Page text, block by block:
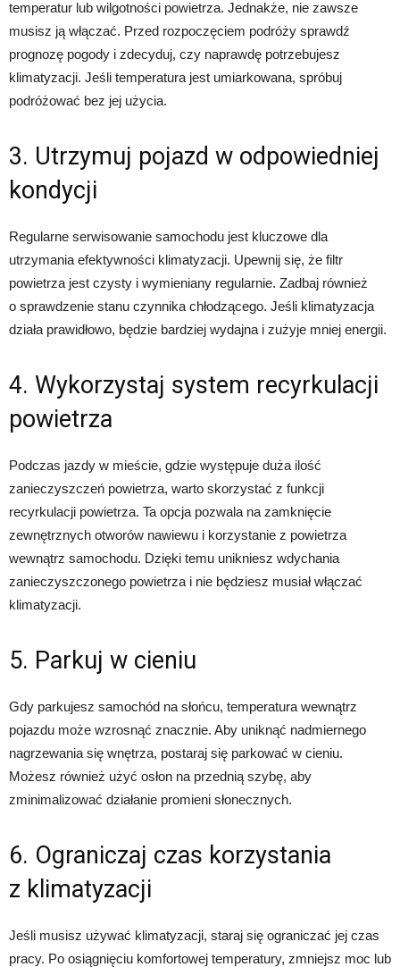
temperatur lub wilgotności powietrza. Jednakże, nie zawsze
musisz ją włączać. Przed rozpoczęciem podróży sprawdź
prognozę pogody i zdecyduj, czy naprawdę potrzebujesz
klimatyzacji. Jeśli temperatura jest umiarkowana, spróbuj
podróżować bez jej użycia.
3. Utrzymuj pojazd w odpowiedniej
kondycji
Regularne serwisowanie samochodu jest kluczowe dla
utrzymania efektywności klimatyzacji. Upewnij się, że filtr
powietrza jest czysty i wymieniany regularnie. Zadbaj również
o sprawdzenie stanu czynnika chłodzącego. Jeśli klimatyzacja
działa prawidłowo, będzie bardziej wydajna i zużyje mniej energii.
4. Wykorzystaj system recyrkulacji
powietrza
Podczas jazdy w mieście, gdzie występuje duża ilość
zanieczyszczeń powietrza, warto skorzystać z funkcji
recyrkulacji powietrza. Ta opcja pozwala na zamknięcie
zewnętrznych otworów nawiewu i korzystanie z powietrza
wewnątrz samochodu. Dzięki temu unikniesz wdychania
zanieczyszczonego powietrza i nie będziesz musiał włączać
klimatyzacji.
5. Parkuj w cieniu
Gdy parkujesz samochód na słońcu, temperatura wewnątrz
pojazdu może wzrosnąć znacznie. Aby uniknąć nadmiernego
nagrzewania się wnętrza, postaraj się parkować w cieniu.
Możesz również użyć osłon na przednią szybę, aby
zminimalizować działanie promieni słonecznych.
6. Ograniczaj czas korzystania
z klimatyzacji
Jeśli musisz używać klimatyzacji, staraj się ograniczać jej czas
pracy. Po osiągnięciu komfortowej temperatury, zmniejsz moc lub